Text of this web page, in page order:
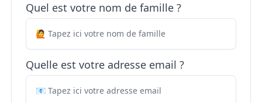
Quel est votre nom de famille ?
Quelle est votre adresse email ?